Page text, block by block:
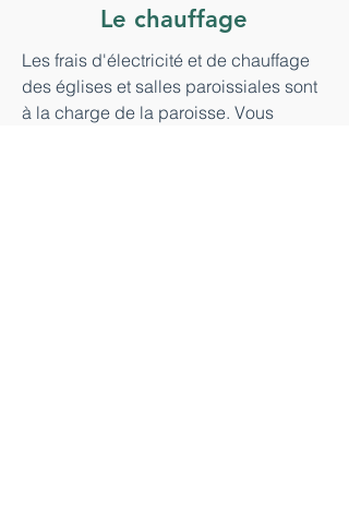
Le chauffage
Les frais d'électricité et de chauffage
des églises et salles paroissiales sont
à la charge de la paroisse. Vous